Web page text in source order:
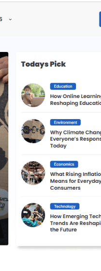
Έκδοση
Τελευταία ενημέρωση
Ενεργές εγκαταστάσεις
Έκδοση WordPress
Έκδοση ΡΗΡ
Αρχική σελίδα θέματος